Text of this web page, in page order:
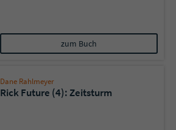
zum Buch
Dane Rahlmeyer
Rick Future (4): Zeitsturm